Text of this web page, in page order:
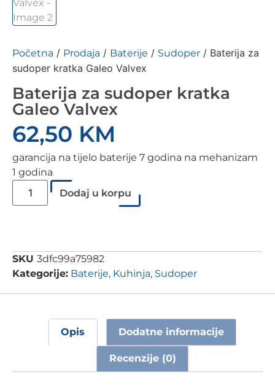
Početna / Prodaja / Baterije / Sudoper / Baterija za
sudoper kratka Galeo Valvex
Baterija za sudoper kratka
Galeo Valvex
62,50 KM
garancija na tijelo baterije 7 godina na mehanizam
1 godina
Dodaj u korpu
SKU 3dfc99a75982
Kategorije: Baterije, Kuhinja, Sudoper
Opis Dodatne informacije
Recenzije (0)